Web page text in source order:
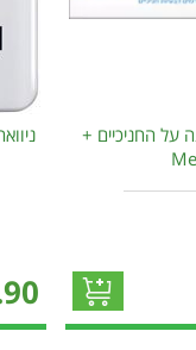
על החניכיים +